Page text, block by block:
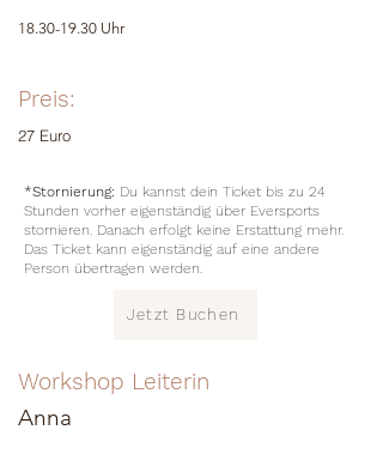
18.30-19.30 Uhr
Preis:
27 Euro
*Stornierung: Du kannst dein Ticket bis zu 24
Stunden vorher eigenständig über Eversports
stornieren. Danach erfolgt keine Erstattung mehr.
Das Ticket kann eigenständig auf eine andere
Person übertragen werden.
Jetzt Buchen
Workshop Leiterin
Anna